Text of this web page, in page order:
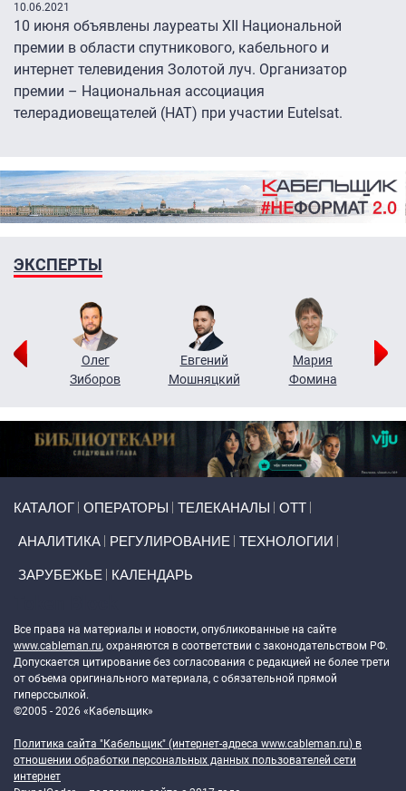
10.06.2021
10 июня объявлены лауреаты XII Национальной
премии в области спутникового, кабельного и
интернет телевидения Золотой луч. Организатор
премии – Национальная ассоциация
телерадиовещателей (НАТ) при участии Eutelsat.
ЭКСПЕРТЫ
Олег
Зиборов
Евгений
Мошняцкий
Мария
Фомина
КАТАЛОГ ОПЕРАТОРЫ ТЕЛЕКАНАЛЫ ОТТ
АНАЛИТИКА РЕГУЛИРОВАНИЕ ТЕХНОЛОГИИ
ЗАРУБЕЖЬЕ КАЛЕНДАРЬ
Все права на материалы и новости, опубликованные на сайте
www.cableman.ru, охраняются в соответствии с законодательством РФ.
Допускается цитирование без согласования с редакцией не более трети
от объема оригинального материала, с обязательной прямой
гиперссылкой.
©2005 - 2026 «Кабельщик»
Политика сайта "Кабельщик" (интернет-адреса www.cableman.ru) в
отношении обработки персональных данных пользователей сети
интернет